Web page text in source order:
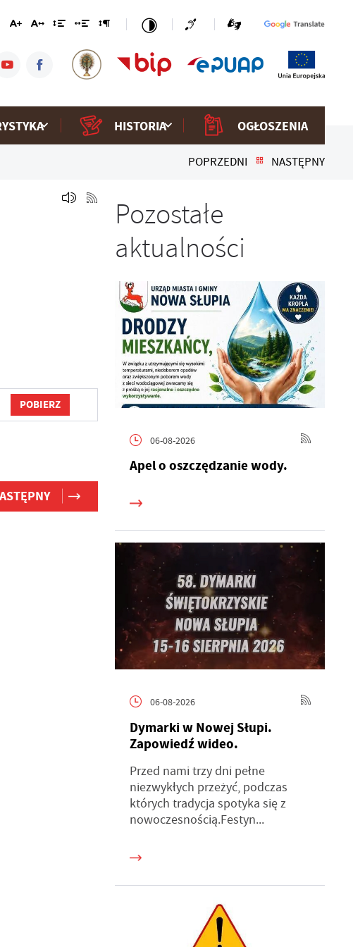
HISTORIA OGŁOSZENIA
POPRZEDNI NASTĘPNY
POBIERZ
Pozostałe
aktualności
06-08-2026
Apel o oszczędzanie wody.
06-08-2026
Dymarki w Nowej Słupi.
Zapowiedź wideo.
Przed nami trzy dni pełne
niezwykłych przeżyć, podczas
których tradycja spotyka się z
nowoczesnością.Festyn...